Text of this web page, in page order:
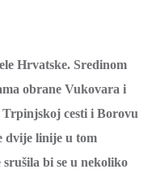
Hrvatske. Sredinom
obrane Vukovara i
cesti i Borovu
dvije linije u tom
bi se u nekoliko